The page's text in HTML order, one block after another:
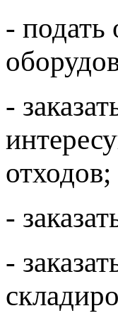
- подать
-
отходов;
-
-